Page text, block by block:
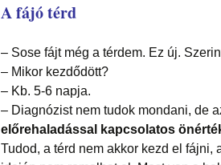
A fájó térd
– Sose fájt még a térdem. Ez új.
– Mikor kezdődött?
– Kb. 5-6 napja.
– Diagnózist nem tudok mondani, de
előrehaladással kapcsolatos
Tudod, a térd nem akkor kezd el fájni,